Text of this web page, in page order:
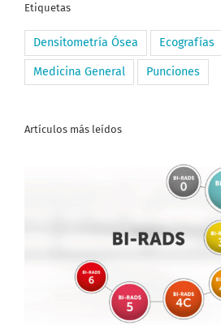
Etiquetas
Densitometría Ósea Ecografías
Medicina General Punciones
Artículos más leídos